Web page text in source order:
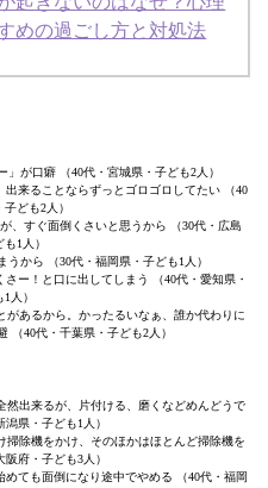
めの過ごし方と対処法
が口癖 （40代・宮城県・子ども2人）
出来ることならずっとゴロゴロしてたい （40
ども2人）
、すぐ面倒くさいと思うから （30代・広島
1人）
うから （30代・福岡県・子ども1人）
ー！と口に出してしまう （40代・愛知県・
人）
があるから。かったるいなぁ、誰か代わりに
（40代・千葉県・子ども2人）
然出来るが、片付ける、磨くなどめんどうで
県・子ども1人）
掃除機をかけ、そのほかはほとんど掃除機を
府・子ども3人）
ても面倒になり途中でやめる （40代・福岡